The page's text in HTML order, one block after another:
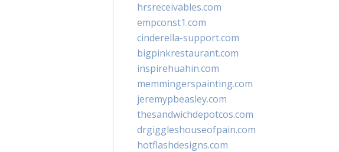
hrsreceivables.com
empconst1.com
cinderella-support.com
bigpinkrestaurant.com
inspirehuahin.com
memmingerspainting.com
jeremypbeasley.com
thesandwichdepotcos.com
drgiggleshouseofpain.com
hotflashdesigns.com